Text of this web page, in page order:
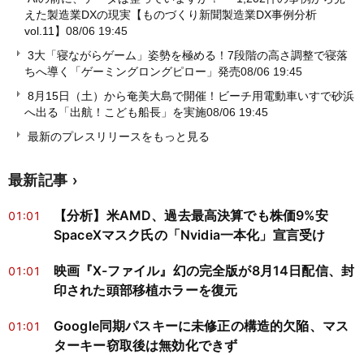
えた製造業DXの現実【ものづくり新聞製造業DX事例分析
vol.11】 08/06 19:45
3大「寝ながらゲーム」姿勢を極める！7段階の高さ調整で寝落
ちへ導く「ゲーミングロングピロー」発売08/06 19:45
8月15日（土）から奄美大島で開催！ビーチ用電動車いすで砂浜
へ出る「出航！こども船長」を実施08/06 19:45
最新のプレスリリースをもっと見る
最新記事
01:01
【分析】米AMD、過去最高決算でも株価9%安
SpaceXマスク氏の「Nvidia一本化」宣言受け
01:01
映画『X-ファイル』幻の完全版が8月14日配信、封
印された頭部移植ホラーを復元
01:01
Google同期パスキーに未修正の構造的欠陥、マス
ターキー窃取後は無効化できず